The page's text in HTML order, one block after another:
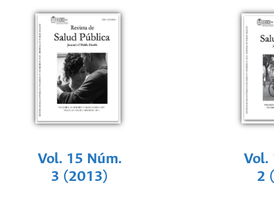
Vol. 15 Núm.
3 (2013)
Vol.
2